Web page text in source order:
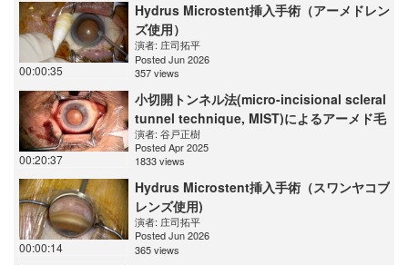
00:00:35
Hydrus Microstent挿入手術（アーメドレン
ズ使用）
演者: 庄司拓平
Posted Jun 2026
357 views
00:20:37
小切開トンネル法(micro-incisional scleral
tunnel technique, MIST)によるアーメド毛
様溝挿入
演者: 谷戸正樹
Posted Apr 2025
1833 views
00:00:14
Hydrus Microstent挿入手術（スワンヤコブ
レンズ使用)
演者: 庄司拓平
Posted Jun 2026
365 views